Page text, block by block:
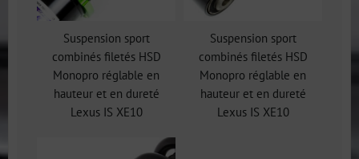
Suspension sport
combinés filetés HSD
Monopro réglable en
hauteur et en dureté
Lexus IS XE10
Suspension sport
combinés filetés HSD
Monopro réglable en
hauteur et en dureté
Lexus IS XE10